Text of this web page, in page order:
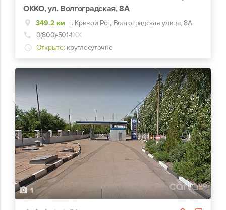
ОККО, ул. Волгоградская, 8А
349.2 км г. Кривой Рог, Волгоградская улица, 8А
0(800)-501-1ХХ
Открыто: круглосуточно
1